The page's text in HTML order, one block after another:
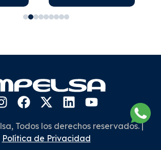
Todos los derechos reservados. |
Política de Privacidad